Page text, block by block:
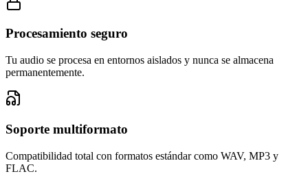
Procesamiento seguro
Tu audio se procesa en entornos aislados y nunca se almacena
permanentemente.
Soporte multiformato
Compatibilidad total con formatos estándar como WAV, MP3 y
FLAC.
Esta herramienta nos permitió crear más de 50 voces de personajes
únicas con solo 3 actores de voz. La eficiencia es increíble.